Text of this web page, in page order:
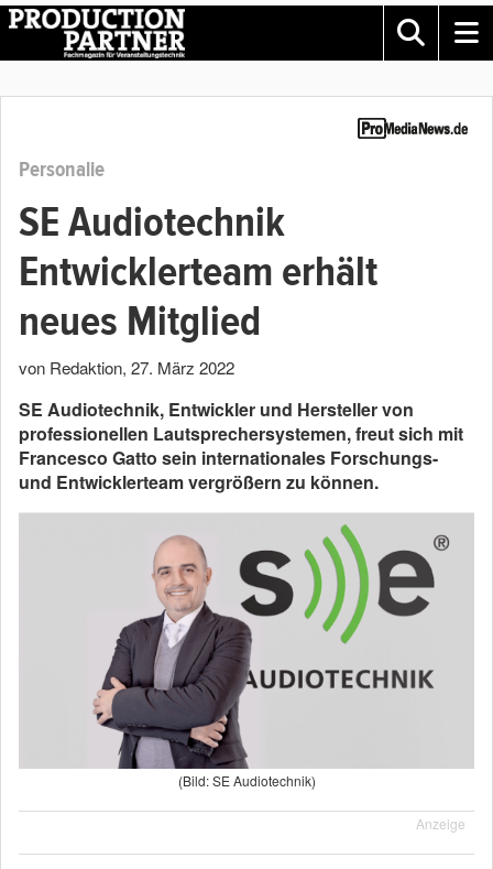
Personalie
SE Audiotechnik
Entwicklerteam erhält
neues Mitglied
von Redaktion, 27. März 2022
SE Audiotechnik, Entwickler und Hersteller von
professionellen Lautsprechersystemen, freut sich mit
Francesco Gatto sein internationales Forschungs-
und Entwicklerteam vergrößern zu können.
(Bild: SE Audiotechnik)
Anzeige